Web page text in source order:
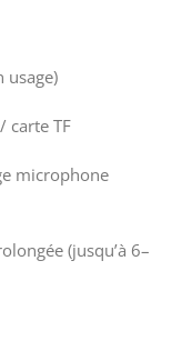
usage)
carte TF
microphone
(jusqu’à 6–